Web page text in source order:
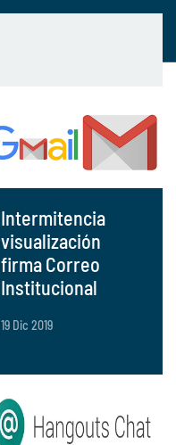
Intermitencia
visualización
firma Correo
Institucional
19 Dic 2019